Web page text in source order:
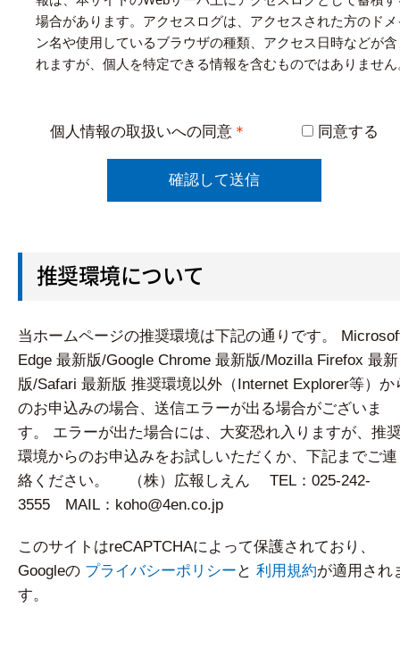
場合があります。アクセスログは、アクセスされた方のドメ
ン名や使用しているブラウザの種類、アクセス日時などが含
れますが、個人を特定できる情報を含むものではありません
個人情報の取扱いへの同意＊ 同意する
推奨環境について
当ホームページの推奨環境は下記の通りです。
Edge 最新版/Google Chrome 最新版/Mozilla Firefox 最新
版/Safari 最新版 推奨環境以外（Internet Explorer等）か
のお申込みの場合、送信エラーが出る場合がございま
す。 エラーが出た場合には、大変恐れ入りますが、推
環境からのお申込みをお試しいただくか、下記までご連
絡ください。 （株）広報しえん TEL：025-242-
3555 MAIL：koho@4en.co.jp
このサイトはreCAPTCHAによって保護されており、
Googleの プライバシーポリシー と 利用規約が適用され
す。